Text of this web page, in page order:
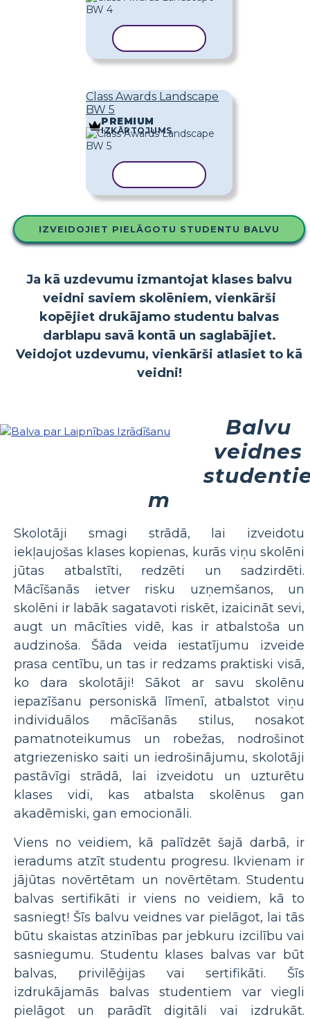
Class Awards Landscape
BW 5
PREMIUM
IZKĀRTOJUMS
IZVEIDOJIET PIELĀGOTU STUDENTU BALVU
Ja kā uzdevumu izmantojat klases balvu
veidni saviem skolēniem, vienkārši
kopējiet drukājamo studentu balvas
darblapu savā kontā un saglabājiet.
Veidojot uzdevumu, vienkārši atlasiet to kā
veidni!
Balvu
veidnes
m
Skolotāji smagi strādā, lai izveidotu
iekļaujošas klases kopienas, kurās viņu skolēni
jūtas atbalstīti, redzēti un sadzirdēti.
Mācīšanās ietver risku uzņemšanos, un
skolēni ir labāk sagatavoti riskēt, izaicināt sevi,
augt un mācīties vidē, kas ir atbalstoša un
audzinoša. Šāda veida iestatījumu izveide
prasa centību, un tas ir redzams praktiski visā,
ko dara skolotāji! Sākot ar savu skolēnu
iepazīšanu personiskā līmenī, atbalstot viņu
individuālos mācīšanās stilus, nosakot
pamatnoteikumus un robežas, nodrošinot
atgriezenisko saiti un iedrošinājumu, skolotāji
pastāvīgi strādā, lai izveidotu un uzturētu
klases vidi, kas atbalsta skolēnus gan
akadēmiski, gan emocionāli.
Viens no veidiem, kā palīdzēt šajā darbā, ir
ieradums atzīt studentu progresu. Ikvienam ir
jājūtas novērtētam un novērtētam. Studentu
balvas sertifikāti ir viens no veidiem, kā to
sasniegt! Šīs balvu veidnes var pielāgot, lai tās
būtu skaistas atzinības par jebkuru izcilību vai
sasniegumu. Studentu klases balvas var būt
balvas, privilēģijas vai sertifikāti. Šīs
izdrukājamās balvas studentiem var viegli
pielāgot un parādīt digitāli vai izdrukāt.